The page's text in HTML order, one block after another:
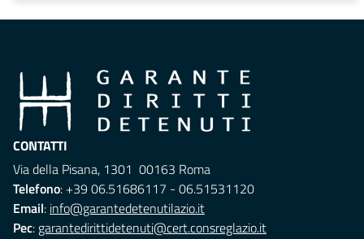
CONTATTI
Via della Pisana, 1301 00163 Roma
Telefono: +39 06.51686117 - 06.51531120
Email: info@garantedetenutilazio.it
Pec: garantedirittidetenuti@cert.consreglazio.it